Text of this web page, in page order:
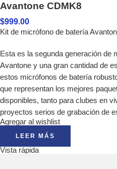
Avantone CDMK8
$999.00
Kit de micrófono de batería
Esta es la segunda generación de
Avantone y una gran cantidad de
estos micrófonos de batería
que representan los mejores
disponibles, tanto para clubes en
proyectos serios de grabación de
Agregar al wishlist
LEER MÁS
Vista rápida